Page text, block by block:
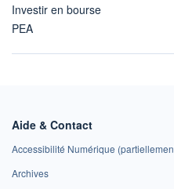
Investir en bourse
PEA
Aide & Contact
Accessibilité Numérique
Archives